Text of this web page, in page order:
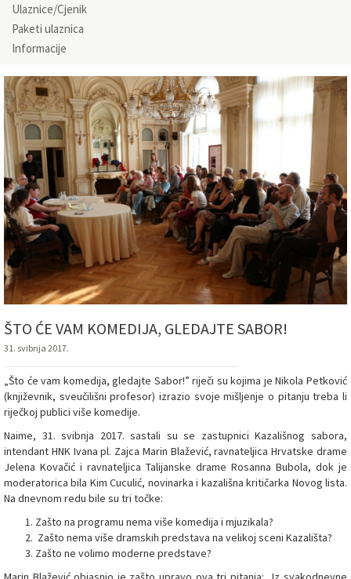
Ulaznice/Cjenik
Paketi ulaznica
Informacije
ŠTO ĆE VAM KOMEDIJA, GLEDAJTE SABOR!
31. svibnja 2017.
„Što će vam komedija, gledajte Sabor!” riječi su kojima je Nikola Petković
(književnik, sveučilišni profesor) izrazio svoje mišljenje o pitanju treba li
riječkoj publici više komedije.
Naime, 31. svibnja 2017. sastali su se zastupnici Kazališnog sabora,
intendant HNK Ivana pl. Zajca Marin Blažević, ravnateljica Hrvatske drame
Jelena Kovačić i ravnateljica Talijanske drame Rosanna Bubola, dok je
moderatorica bila Kim Cuculić, novinarka i kazališna kritičarka Novog lista.
Na dnevnom redu bile su tri točke:
Zašto na programu nema više komedija i mjuzikala?
Zašto nema više dramskih predstava na velikoj sceni Kazališta?
Zašto ne volimo moderne predstave?